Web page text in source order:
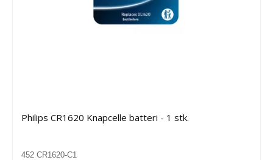
Philips CR1620 Knapcelle batteri - 1 stk.
452 CR1620-C1